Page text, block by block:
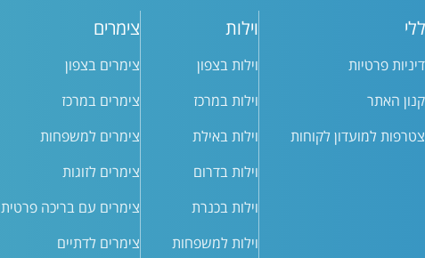
פרטיות
האתר
למועדון לקוחות
וילות
וילות בצפון
וילות במרכז
וילות באילת
וילות בדרום
וילות בכנרת
וילות למשפחות
צימרים
צימרים בצפון
צימרים במרכז
צימרים למשפחות
צימרים לזוגות
צימרים עם בריכה פרטית
צימרים לדתיים